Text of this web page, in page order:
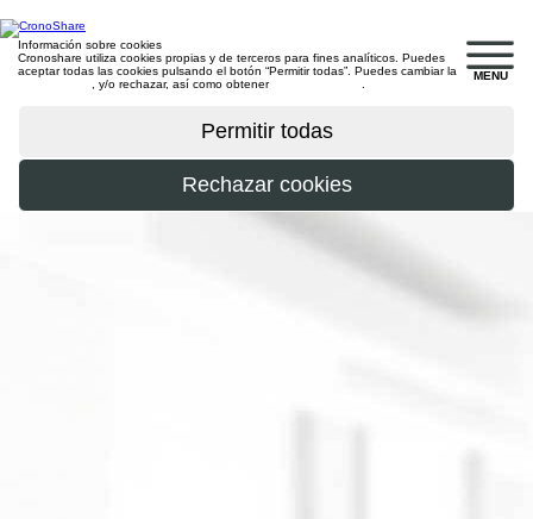
MENU
Información sobre cookies
Cronoshare utiliza cookies propias y de terceros para fines analíticos. Puedes
aceptar todas las cookies pulsando el botón “Permitir todas”. Puedes cambiar la
, y/o rechazar, así como obtener